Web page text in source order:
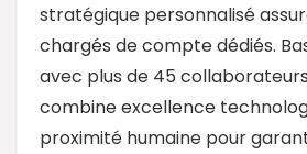
stratégique personnalisé
chargés de compte dédiés.
avec plus de 45
combine excellence
proximité humaine pour